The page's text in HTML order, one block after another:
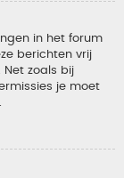
in het forum
berichten vrij
Net zoals bij
je moet